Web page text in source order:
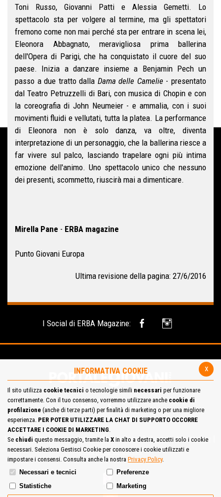
Toni Russo, Giovanni Patti e Alessia Gemetti. Lo
spettacolo sta per volgere al termine, ma gli spettatori
fremono come non mai perché sta per entrare in scena lei,
Eleonora Abbagnato, meravigliosa prima ballerina
dell'Opera di Parigi, che ha conquistato il cuore del suo
paese. Inizia a danzare insieme a Benjamin Pech un
passo a due tratto dalla Dama delle Camelie - presentato
dal Teatro Petruzzelli di Bari, con musica di Chopin e con
la coreografia di John Neumeier - e ammalia, con i suoi
movimenti fluidi e vellutati, tutta la platea. La performance
di Eleonora non è solo danza, va oltre, diventa
interpretazione di un personaggio, che la ballerina riesce a
far vivere sul palco, lasciando trapelare ogni più intima
emozione dell'animo. Uno spettacolo unico che nessuno
dei presenti, scommetto, riuscirà mai a dimenticare.
Mirella Pane - ERBA magazine
Punto Giovani Europa
Ultima revisione della pagina: 27/6/2016
I Social di ERBA Magazine:
Mappa del Sito Privacy Policy Cookie Policy
Contatta la redazione
Cosa pensi del portale
x
INFORMATIVA COOKIE
Il sito utilizza cookie tecnici o tecnologie simili necessari per funzionare
correttamente. Con il tuo consenso, vorremmo utilizzare anche cookie di
profilazione (anche di terze parti) per finalità di marketing o per una migliore
esperienza. PER POTER UTILIZZARE LA CHAT DI SUPPORTO OCCORRE
ACCETTARE I COOKIE DI MARKETING.
Se chiudi questo messaggio, tramite la X in alto a destra, accetti solo i cookie
necessari. Seleziona Gestisci Cookie per conoscere i cookie utilizzati e
impostare i consensi. Consulta anche la nostra Privacy Policy.
Necessari e tecnici
Preferenze
Statistiche
Marketing